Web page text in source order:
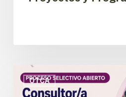
OTCA
OTCA
abre
convocatoria